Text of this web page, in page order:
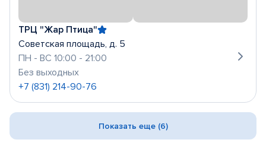
ТРЦ "Жар Птица"
Советская площадь, д. 5
ПН - ВС 10:00 - 21:00
Без выходных
+7 (831) 214-90-76
Показать еще (6)